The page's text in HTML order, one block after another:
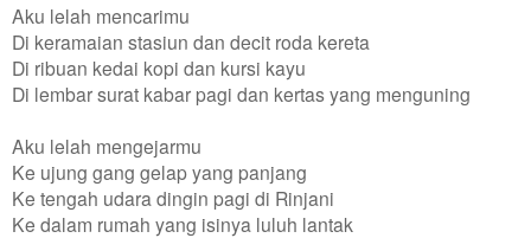
Aku lelah mencarimu
Di keramaian stasiun dan decit roda kereta
Di ribuan kedai kopi dan kursi kayu
Di lembar surat kabar pagi dan kertas yang menguning
Aku lelah mengejarmu
Ke ujung gang gelap yang panjang
Ke tengah udara dingin pagi di Rinjani
Ke dalam rumah yang isinya luluh lantak